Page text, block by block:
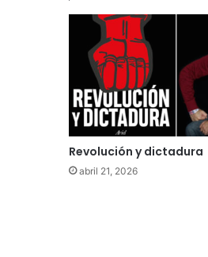
Revolución y dictadura
abril 21, 2026